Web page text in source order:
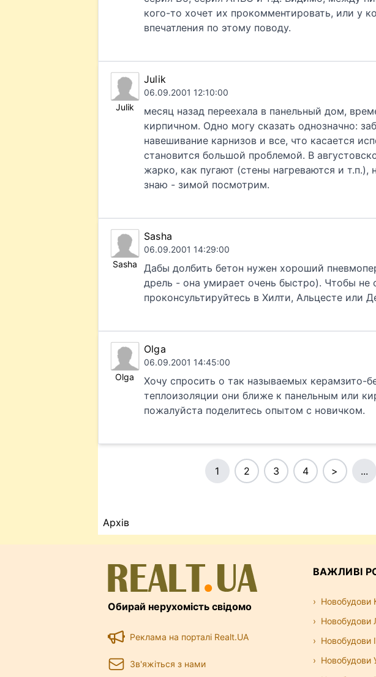
кого-то хочет их прокомментировать, или у
впечатления по этому поводу.
Julik
Julik
06.09.2001 12:10:00
месяц назад переехала в панельный дом,
кирпичном. Одно могу сказать однозначно:
навешивание карнизов и все, что касается
становится большой проблемой. В
жарко, как пугают (стены нагреваются и т.п.),
знаю - зимой посмотрим.
Sasha
Sasha
06.09.2001 14:29:00
Дабы долбить бетон нужен хороший
дрель - она умирает очень быстро). Чтобы не
проконсультируйтесь в Хилти, Альцесте или
Olga
Olga
06.09.2001 14:45:00
Хочу спросить о так называемых керамзито-
теплоизоляции они ближе к панельным или
пожалуйста поделитесь опытом с новичком.
1 2 3 4 > ...
Архів
Обирай нерухомість свідомо
Реклама на порталі Realt.UA
Зв'яжіться з нами
ВАЖЛИВІ
Новобудови
Новобудови
Новобудови
Новобудови